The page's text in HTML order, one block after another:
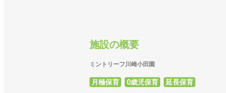
施設の概要
ミントリーフ川崎小田園
月極保育 0歳児保育
延長保育